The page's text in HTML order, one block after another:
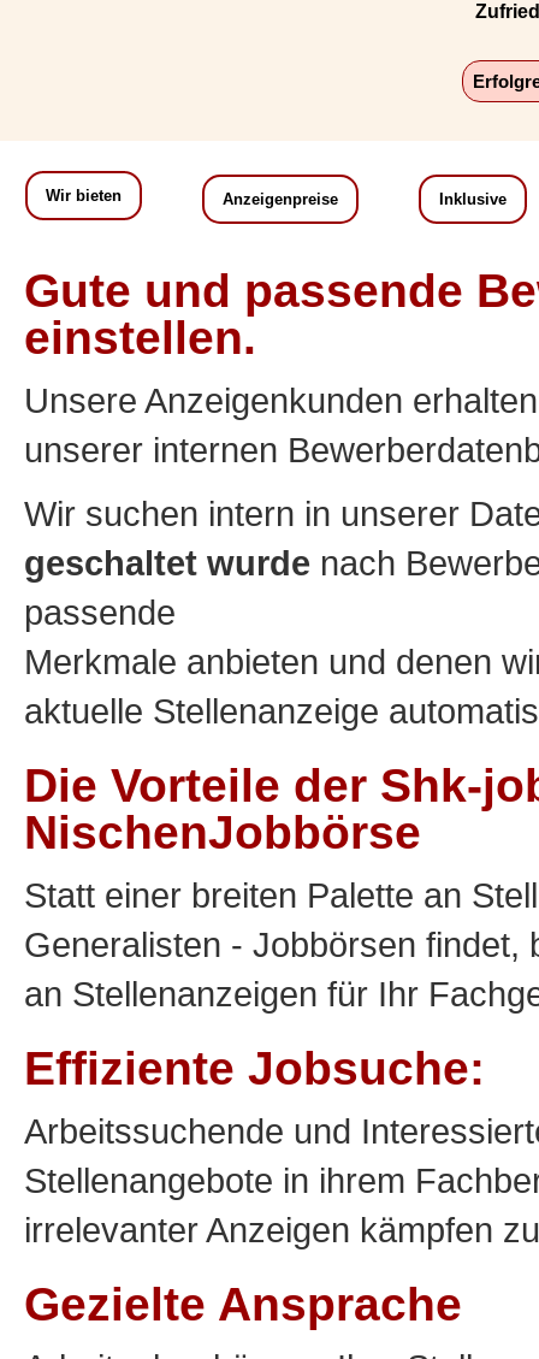
Wir bieten Anzeigenpreise Inklusive
Gute und passende
einstellen.
Unsere Anzeigenkunden
unserer internen
Wir suchen intern in unserer
geschaltet wurde nach
passende
Merkmale anbieten und denen
aktuelle Stellenanzeige
Die Vorteile der Shk-
NischenJobbörse
Statt einer breiten Palette an
Generalisten - Jobbörsen findet,
an Stellenanzeigen für Ihr
Effiziente Jobsuche:
Arbeitssuchende und
Stellenangebote in ihrem
irrelevanter Anzeigen kämpfen
Gezielte Ansprache